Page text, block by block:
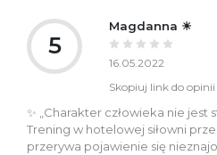
5
Magdanna ☀
16.05.2022
Skopiuj link do opinii
✨ „Charakter człowieka nie jest
Trening w hotelowej siłowni
przerywa pojawienie się